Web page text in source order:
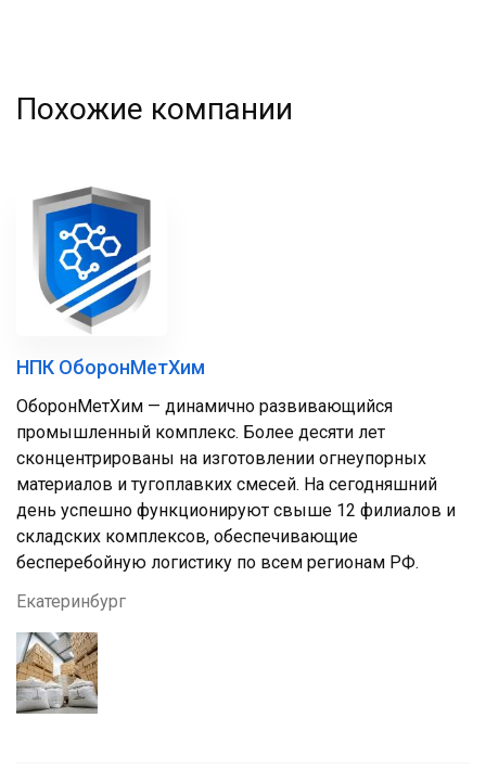
Похожие компании
НПК ОборонМетХим
ОборонМетХим — динамично развивающийся
промышленный комплекс. Более десяти лет
сконцентрированы на изготовлении огнеупорных
материалов и тугоплавких смесей. На сегодняшний
день успешно функционируют свыше 12 филиалов и
складских комплексов, обеспечивающие
бесперебойную логистику по всем регионам РФ.
Екатеринбург